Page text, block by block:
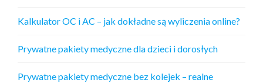
Kalkulator OC i AC – jak dokładne są wyliczenia online?
Prywatne pakiety medyczne dla dzieci i dorosłych
Prywatne pakiety medyczne bez kolejek – realne